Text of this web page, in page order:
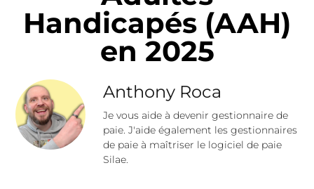
Handicapés (AAH)
en 2025
Anthony Roca
Je vous aide à devenir gestionnaire de
paie. J'aide également les gestionnaires
de paie à maîtriser le logiciel de paie
Silae.